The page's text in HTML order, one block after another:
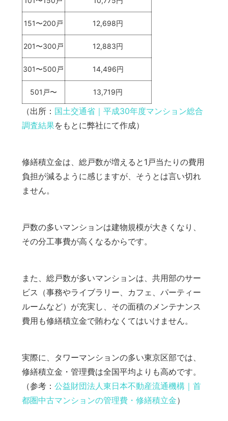
151〜200戸 12,698円
201〜300戸 12,883円
301〜500戸 14,496円
501戸〜 13,719円
（出所： 国土交通省｜平成30年度マンション総合
調査結果をもとに弊社にて作成）
修繕積立金は、総戸数が増えると1戸当たりの費用
負担が減るように感じますが、そうとは言い切れ
ません。
戸数の多いマンションは建物規模が大きくなり、
その分工事費が高くなるからです。
また、総戸数が多いマンションは、共用部のサー
ビス（事務やライブラリー、カフェ、パーティー
ルームなど）が充実し、その面積のメンテナンス
費用も修繕積立金で賄わなくてはいけません。
実際に、タワーマンションの多い東京区部では、
修繕積立金・管理費は全国平均よりも高めです。
（参考： 公益財団法人東日本不動産流通機構｜首
都圏中古マンションの管理費・修繕積立金）